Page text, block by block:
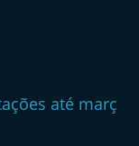
até març